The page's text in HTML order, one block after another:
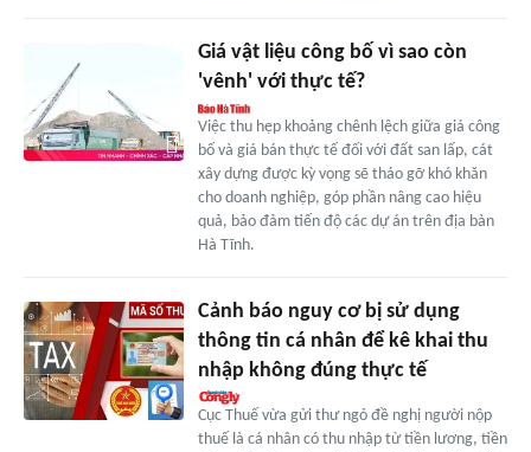
Giá vật liệu công bố vì sao còn
'vênh' với thực tế?
Việc thu hẹp khoảng chênh lệch giữa giá công
bố và giá bán thực tế đối với đất san lấp, cát
xây dựng được kỳ vọng sẽ tháo gỡ khó khăn
cho doanh nghiệp, góp phần nâng cao hiệu
quả, bảo đảm tiến độ các dự án trên địa bàn
Hà Tĩnh.
Cảnh báo nguy cơ bị sử dụng
thông tin cá nhân để kê khai thu
nhập không đúng thực tế
Cục Thuế vừa gửi thư ngỏ đề nghị người nộp
thuế là cá nhân có thu nhập từ tiền lương, tiền